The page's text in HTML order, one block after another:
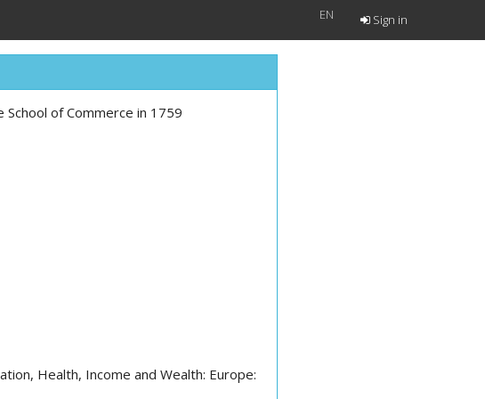
EN Sign in
of Commerce in 1759
Health, Income and Wealth: Europe: